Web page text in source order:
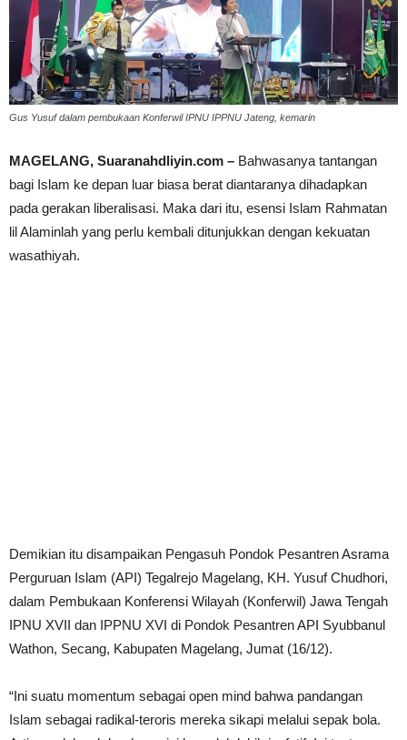
Gus Yusuf dalam pembukaan Konferwil IPNU IPPNU Jateng, kemarin
MAGELANG, Suaranahdliyin.com – Bahwasanya tantangan
bagi Islam ke depan luar biasa berat diantaranya dihadapkan
pada gerakan liberalisasi. Maka dari itu, esensi Islam Rahmatan
lil Alaminlah yang perlu kembali ditunjukkan dengan kekuatan
wasathiyah.
Demikian itu disampaikan Pengasuh Pondok Pesantren Asrama
Perguruan Islam (API) Tegalrejo Magelang, KH. Yusuf Chudhori,
dalam Pembukaan Konferensi Wilayah (Konferwil) Jawa Tengah
IPNU XVII dan IPPNU XVI di Pondok Pesantren API Syubbanul
Wathon, Secang, Kabupaten Magelang, Jumat (16/12).
“Ini suatu momentum sebagai open mind bahwa pandangan
Islam sebagai radikal-teroris mereka sikapi melalui sepak bola.